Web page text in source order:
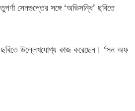
সেনগুপ্তের সঙ্গে ‘অভিসন্ধি’ ছবিতে
ছবিতে উল্লেখযোগ্য কাজ করেছেন। ‘সন অফ